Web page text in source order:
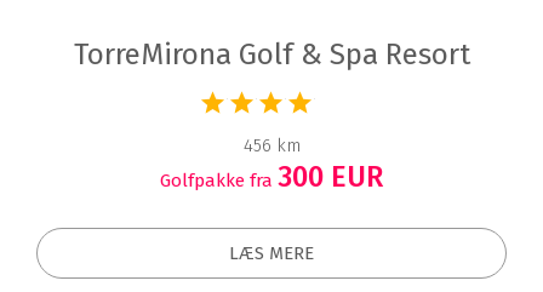
TorreMirona Golf & Spa Resort
456 km
Golfpakke fra 300 EUR
LÆS MERE